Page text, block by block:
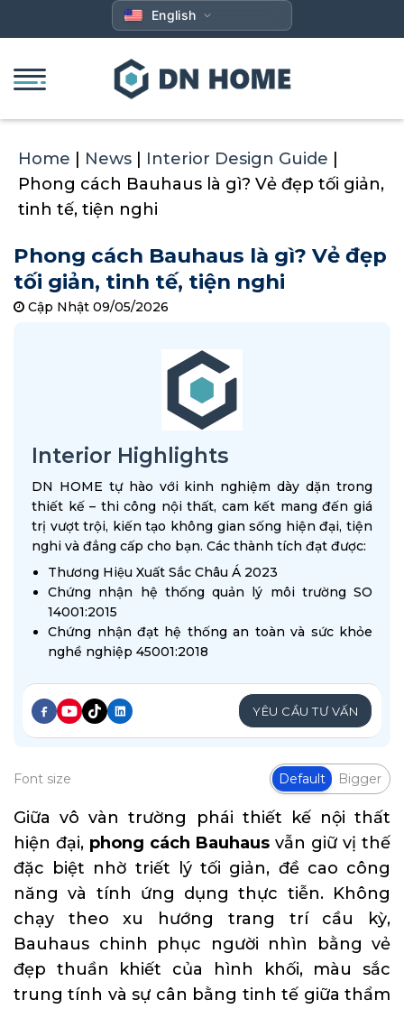
to
English
Home News Interior Design Guide
Phong cách Bauhaus là gì? Vẻ đẹp tối giản,
tinh tế, tiện nghi
Phong cách Bauhaus là gì? Vẻ đẹp
tối giản, tinh tế, tiện nghi
Cập Nhật 09/05/2026
Interior Highlights
DN HOME tự hào với kinh nghiệm dày dặn trong
thiết kế – thi công nội thất, cam kết mang đến giá
trị vượt trội, kiến tạo không gian sống hiện đại, tiện
nghi và đẳng cấp cho bạn. Các thành tích đạt được:
Thương Hiệu Xuất Sắc Châu Á 2023
Chứng nhận hệ thống quản lý môi trường SO
14001:2015
Chứng nhận đạt hệ thống an toàn và sức khỏe
nghề nghiệp 45001:2018
YÊU CẦU TƯ VẤN
Font size Default Bigger
Giữa vô vàn trường phái thiết kế nội thất
hiện đại, phong cách Bauhaus vẫn giữ vị thế
đặc biệt nhờ triết lý tối giản, đề cao công
năng và tính ứng dụng thực tiễn. Không
chạy theo xu hướng trang trí cầu kỳ,
Bauhaus chinh phục người nhìn bằng vẻ
đẹp thuần khiết của hình khối, màu sắc
trung tính và sự cân bằng tinh tế giữa thẩm